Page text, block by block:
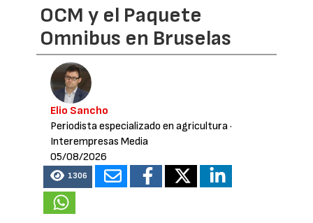
OCM y el Paquete
Omnibus en Bruselas
Elio Sancho
Periodista especializado en agricultura·
Interempresas Media
05/08/2026
1306